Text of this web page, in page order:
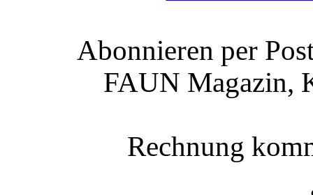
Abonnieren per
FAUN Magazin,
Rechnung